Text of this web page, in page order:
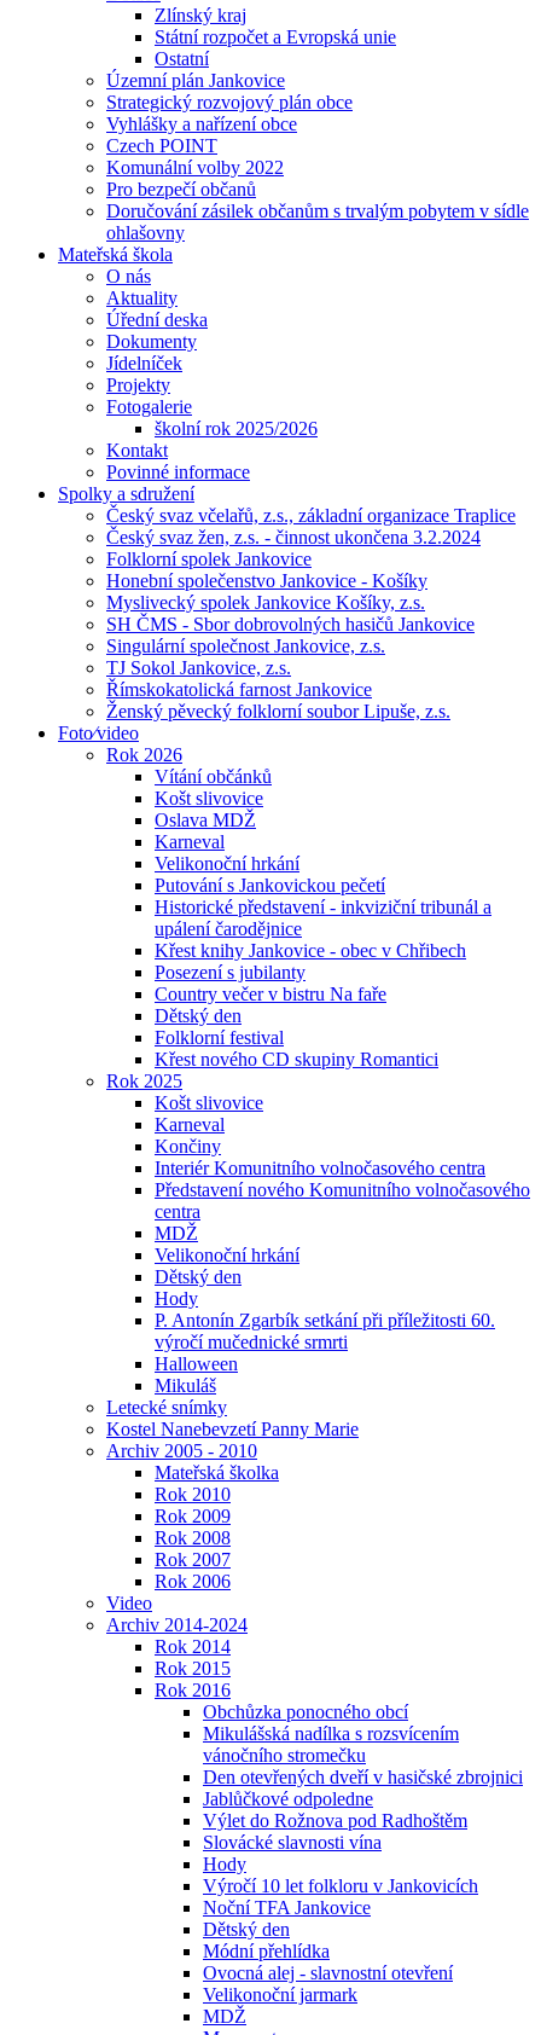
Zlínský kraj
Státní rozpočet a Evropská unie
Ostatní
Územní plán Jankovice
Strategický rozvojový plán obce
Vyhlášky a nařízení obce
Czech POINT
Komunální volby 2022
Pro bezpečí občanů
Doručování zásilek občanům s trvalým pobytem v sídle
ohlašovny
Mateřská škola
O nás
Aktuality
Úřední deska
Dokumenty
Jídelníček
Projekty
Fotogalerie
školní rok 2025/2026
Kontakt
Povinné informace
Spolky a sdružení
Český svaz včelařů, z.s., základní organizace Traplice
Český svaz žen, z.s. - činnost ukončena 3.2.2024
Folklorní spolek Jankovice
Honební společenstvo Jankovice - Košíky
Myslivecký spolek Jankovice Košíky, z.s.
SH ČMS - Sbor dobrovolných hasičů Jankovice
Singulární společnost Jankovice, z.s.
TJ Sokol Jankovice, z.s.
Římskokatolická farnost Jankovice
Ženský pěvecký folklorní soubor Lipuše, z.s.
Foto⁄video
Rok 2026
Vítání občánků
Košt slivovice
Oslava MDŽ
Karneval
Velikonoční hrkání
Putování s Jankovickou pečetí
Historické představení - inkviziční tribunál a
upálení čarodějnice
Křest knihy Jankovice - obec v Chřibech
Posezení s jubilanty
Country večer v bistru Na faře
Dětský den
Folklorní festival
Křest nového CD skupiny Romantici
Rok 2025
Košt slivovice
Karneval
Končiny
Interiér Komunitního volnočasového centra
Představení nového Komunitního volnočasového
centra
MDŽ
Velikonoční hrkání
Dětský den
Hody
P. Antonín Zgarbík setkání při příležitosti 60.
výročí mučednické srmrti
Halloween
Mikuláš
Letecké snímky
Kostel Nanebevzetí Panny Marie
Archiv 2005 - 2010
Mateřská školka
Rok 2010
Rok 2009
Rok 2008
Rok 2007
Rok 2006
Video
Archiv 2014-2024
Rok 2014
Rok 2015
Rok 2016
Obchůzka ponocného obcí
Mikulášská nadílka s rozsvícením
vánočního stromečku
Den otevřených dveří v hasičské zbrojnici
Jablůčkové odpoledne
Výlet do Rožnova pod Radhoštěm
Slovácké slavnosti vína
Hody
Výročí 10 let folkloru v Jankovicích
Noční TFA Jankovice
Dětský den
Módní přehlídka
Ovocná alej - slavnostní otevření
Velikonoční jarmark
MDŽ